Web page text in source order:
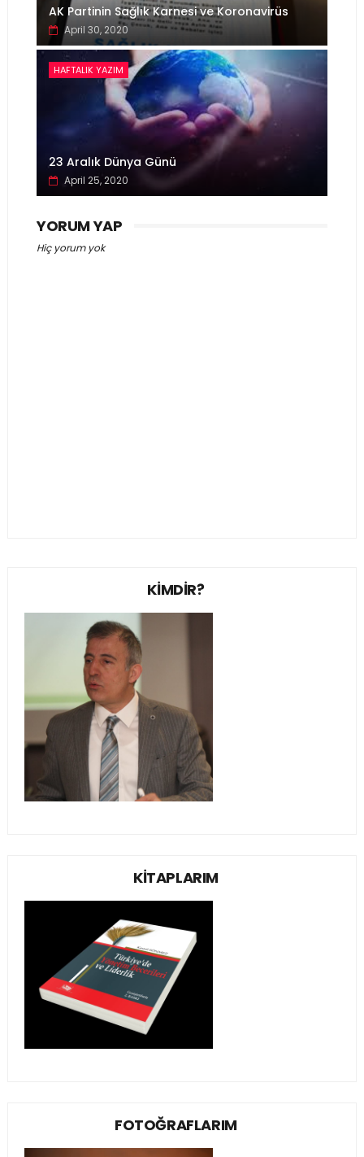
AK Partinin Sağlık Karnesi ve Koronavirüs
April 30, 2020
HAFTALIK YAZIM
23 Aralık Dünya Günü
April 25, 2020
YORUM YAP
Hiç yorum yok
KİMDİR?
KİTAPLARIM
FOTOĞRAFLARIM